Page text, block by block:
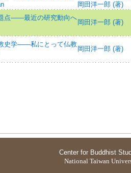
岡田洋一郎 (著)
点――最近の研究動向へ
岡田洋一郎 (著)
史学――私にとって仏教
岡田洋一郎 (著)
Center for Buddhist
National Taiwan